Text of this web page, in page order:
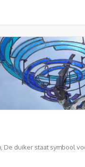
De duiker staat symbool